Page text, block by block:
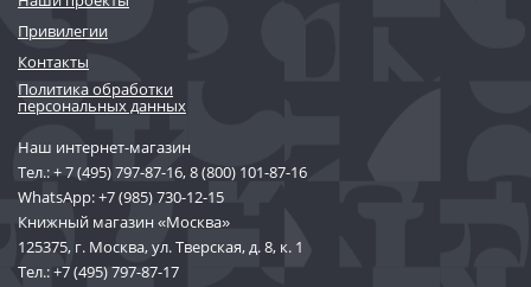
Привилегии
Контакты
Политика обработки
персональных данных
Наш интернет-магазин
Тел.:+ 7 (495) 797-87-16,8 (800) 101-87-16
WhatsApp:+7 (985) 730-12-15
Книжный магазин «Москва»
125375, г. Москва, ул. Тверская, д. 8, к. 1
Тел.:+7 (495) 797-87-17